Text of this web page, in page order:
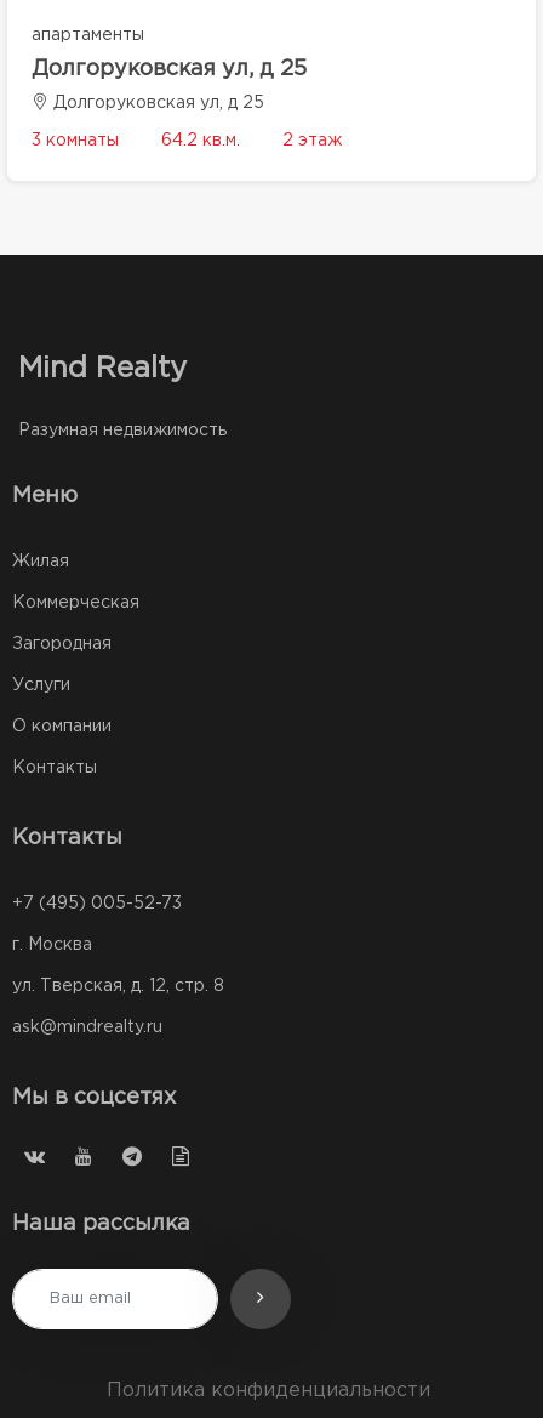
апартаменты
Долгоруковская ул, д 25
Долгоруковская ул, д 25
3 комнаты 64.2 кв.м. 2 этаж
Mind Realty
Разумная недвижимость
Меню
Жилая
Коммерческая
Загородная
Услуги
О компании
Контакты
Контакты
+7 (495) 005-52-73
г. Москва
ул. Тверская, д. 12, стр. 8
ask@mindrealty.ru
Мы в соцсетях
Наша рассылка
Политика конфиденциальности